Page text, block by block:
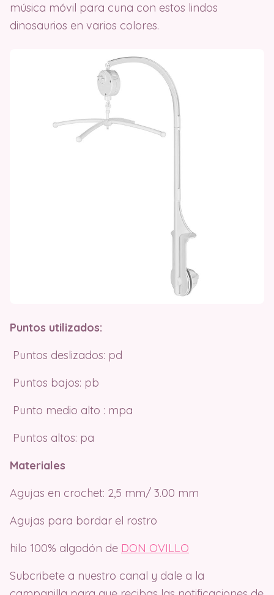
música móvil para cuna con estos lindos
dinosaurios en varios colores.
Puntos utilizados:
Puntos deslizados: pd
Puntos bajos: pb
Punto medio alto : mpa
Puntos altos: pa
Materiales
Agujas en crochet: 2,5 mm/ 3.00 mm
Agujas para bordar el rostro
hilo 100% algodón de DON OVILLO
Subcribete a nuestro canal y dale a la